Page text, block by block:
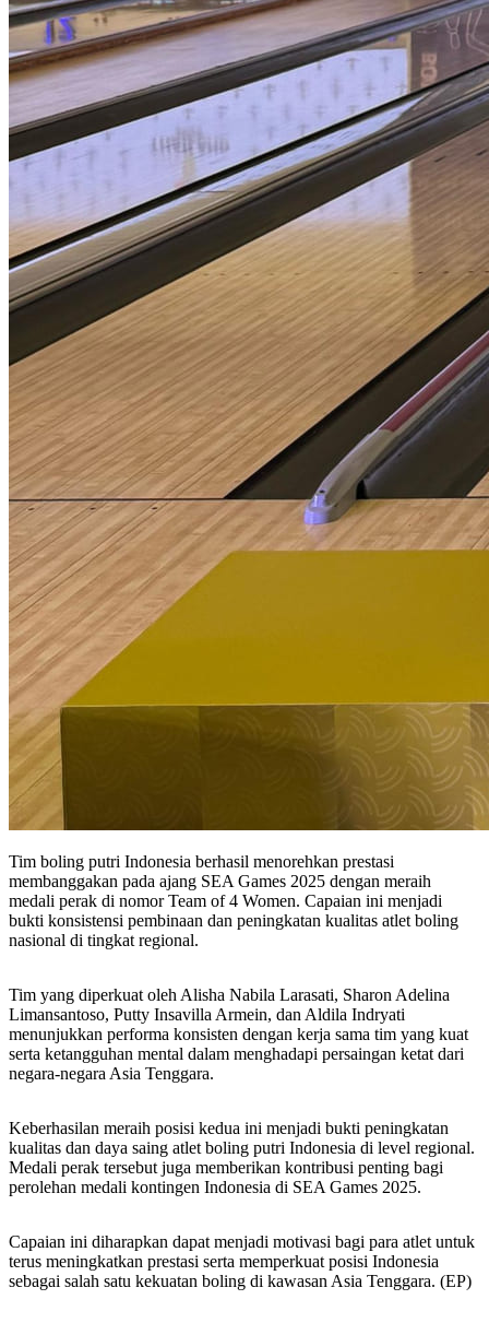
Tim boling putri Indonesia berhasil menorehkan prestasi
membanggakan pada ajang SEA Games 2025 dengan meraih
medali perak di nomor Team of 4 Women. Capaian ini menjadi
bukti konsistensi pembinaan dan peningkatan kualitas atlet boling
nasional di tingkat regional.
Tim yang diperkuat oleh Alisha Nabila Larasati, Sharon Adelina
Limansantoso, Putty Insavilla Armein, dan Aldila Indryati
menunjukkan performa konsisten dengan kerja sama tim yang kuat
serta ketangguhan mental dalam menghadapi persaingan ketat dari
negara-negara Asia Tenggara.
Keberhasilan meraih posisi kedua ini menjadi bukti peningkatan
kualitas dan daya saing atlet boling putri Indonesia di level regional.
Medali perak tersebut juga memberikan kontribusi penting bagi
perolehan medali kontingen Indonesia di SEA Games 2025.
Capaian ini diharapkan dapat menjadi motivasi bagi para atlet untuk
terus meningkatkan prestasi serta memperkuat posisi Indonesia
sebagai salah satu kekuatan boling di kawasan Asia Tenggara. (EP)